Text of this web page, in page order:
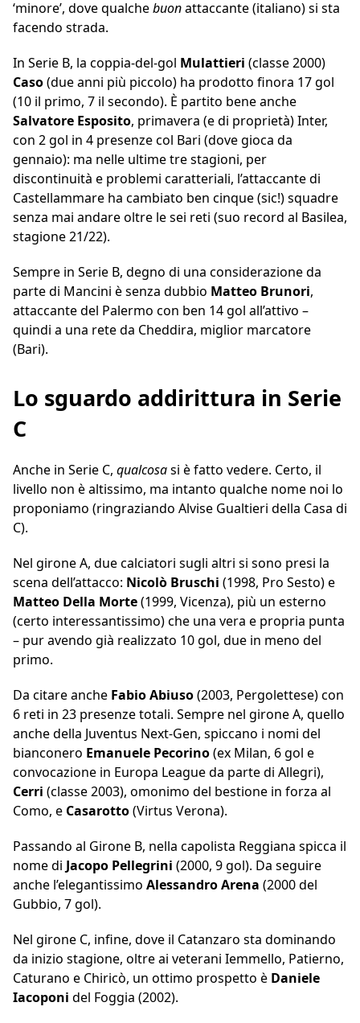
‘minore’, dove qualchebuonattaccante (italiano) si sta
facendo strada.
In Serie B, la coppia-del-gol Mulattieri (classe 2000)
Caso(due anni più piccolo) ha prodotto finora 17 gol
(10 il primo, 7 il secondo). È partito bene anche
Salvatore Esposito, primavera (e di proprietà) Inter,
con 2 gol in 4 presenze col Bari (dove gioca da
gennaio): ma nelle ultime tre stagioni, per
discontinuità e problemi caratteriali, l’attaccante di
Castellammare ha cambiato ben cinque (sic!) squadre
senza mai andare oltre le sei reti (suo record al Basilea,
stagione 21/22).
Sempre in Serie B, degno di una considerazione da
parte di Mancini è senza dubbio Matteo Brunori,
attaccante del Palermo con ben 14 gol all’attivo –
quindi a una rete da Cheddira, miglior marcatore
(Bari).
Lo sguardo addirittura in Serie
C
Anche in Serie C, qualcosasi è fatto vedere. Certo, il
livello non è altissimo, ma intanto qualche nome noi lo
proponiamo (ringraziando Alvise Gualtieri della Casa di
C).
Nel girone A, due calciatori sugli altri si sono presi la
scena dell’attacco: Nicolò Bruschi (1998, Pro Sesto) e
Matteo Della Morte(1999, Vicenza), più un esterno
(certo interessantissimo) che una vera e propria punta
– pur avendo già realizzato 10 gol, due in meno del
primo.
Da citare anche Fabio Abiuso(2003, Pergolettese) con
6 reti in 23 presenze totali. Sempre nel girone A, quello
anche della Juventus Next-Gen, spiccano i nomi del
bianconero Emanuele Pecorino(ex Milan, 6 gol e
convocazione in Europa League da parte di Allegri),
Cerri (classe 2003), omonimo del bestione in forza al
Como, e Casarotto(Virtus Verona).
Passando al Girone B, nella capolista Reggiana spicca il
nome di Jacopo Pellegrini (2000, 9 gol). Da seguire
anche l’elegantissimo Alessandro Arena (2000 del
Gubbio, 7 gol).
Nel girone C, infine, dove il Catanzaro sta dominando
da inizio stagione, oltre ai veterani Iemmello, Patierno,
Caturano e Chiricò, un ottimo prospetto è Daniele
Iacoponi del Foggia (2002).